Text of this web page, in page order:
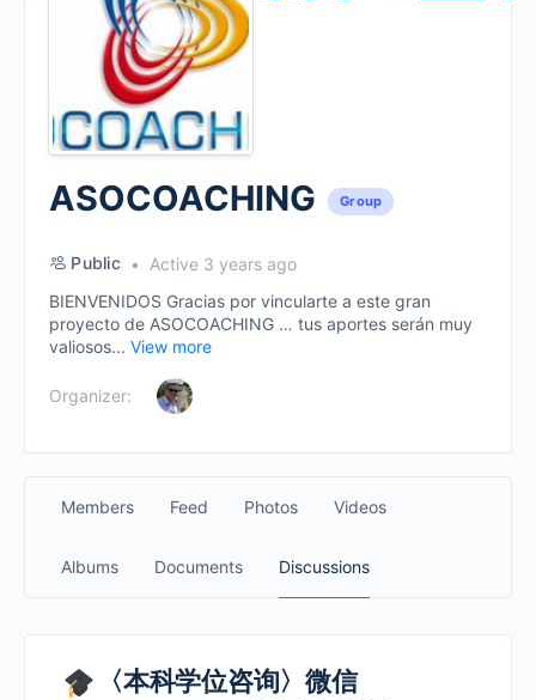
ASOCOACHING Group
Public
Active 3 years ago
BIENVENIDOS Gracias por vincularte a este gran
proyecto de ASOCOACHING … tus aportes serán muy
valiosos... View more
Organizer:
Members Feed Photos Videos
Albums Documents Discussions
〈本科学位咨询〉微信